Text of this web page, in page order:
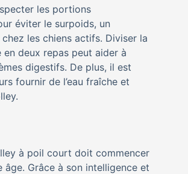
les portions
éviter le surpoids, un
les chiens actifs. Diviser la
deux repas peut aider à
digestifs. De plus, il est
fournir de l’eau fraîche et
à poil court doit commencer
âge. Grâce à son intelligence et